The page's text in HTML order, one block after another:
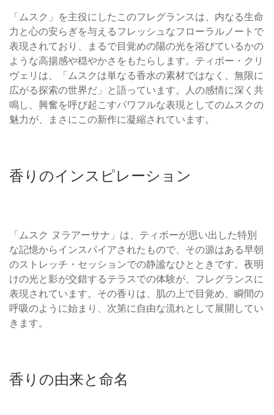
「ムスク」を主役にしたこのフレグランスは、内なる生命
力と心の安らぎを与えるフレッシュなフローラルノートで
表現されており、まるで目覚めの陽の光を浴びているかの
ような高揚感や穏やかさをもたらします。ティボー・クリ
ヴェリは、「ムスクは単なる香水の素材ではなく、無限に
広がる探索の世界だ」と語っています。人の感情に深く共
鳴し、興奮を呼び起こすパワフルな表現としてのムスクの
魅力が、まさにこの新作に凝縮されています。
香りのインスピレーション
「ムスク ヌラアーサナ」は、ティボーが思い出した特別
な記憶からインスパイアされたもので、その源はある早朝
のストレッチ・セッションでの静謐なひとときです。夜明
けの光と影が交錯するテラスでの体験が、フレグランスに
表現されています。その香りは、肌の上で目覚め、瞬間の
呼吸のように始まり、次第に自由な流れとして展開してい
きます。
香りの由来と命名